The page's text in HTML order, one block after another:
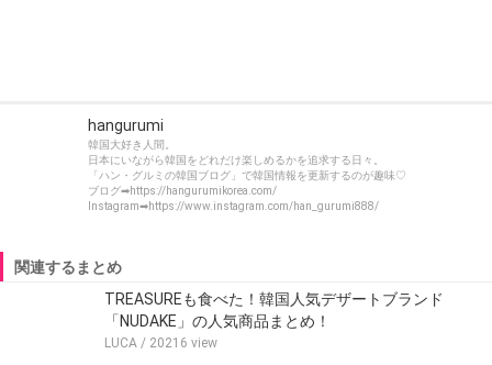
hangurumi
韓国大好き人間。
日本にいながら韓国をどれだけ楽しめるかを追求する日々。
「ハン・グルミの韓国ブログ」で韓国情報を更新するのが趣味♡
ブログ➡https://hangurumikorea.com/
Instagram➡https://www.instagram.com/han_gurumi888/
関連するまとめ
TREASUREも食べた！韓国人気デザートブランド
「NUDAKE」の人気商品まとめ！
LUCA / 20216 view